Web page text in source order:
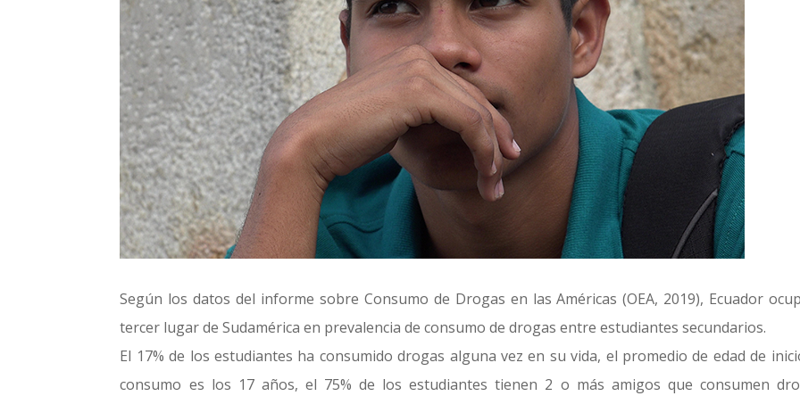
Según los datos del informe sobre Consumo de Drogas en las Américas (OEA, 2019), Ecuador
tercer lugar de Sudamérica en prevalencia de consumo de drogas entre estudiantes secundarios.
El 17% de los estudiantes ha consumido drogas alguna vez en su vida, el promedio de edad de
consumo es los 17 años, el 75% de los estudiantes tienen 2 o más amigos que consumen